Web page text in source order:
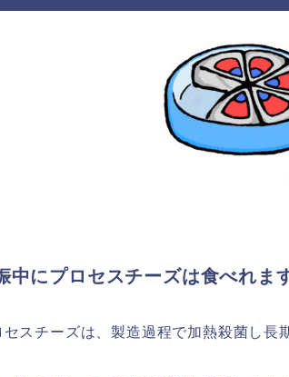
中にプロセスチーズは食べれま
セスチーズは、製造過程で加熱殺菌し長